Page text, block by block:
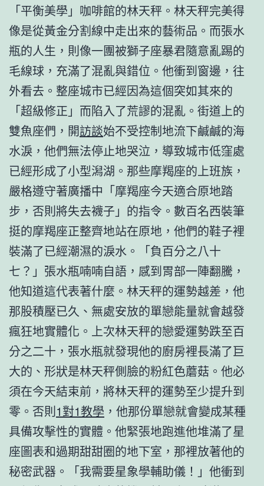
「平衡美學」咖啡館的林天秤。林天秤完美得
像是從黃金分割線中走出來的藝術品。而張水
瓶的人生，則像一團被獅子座暴君隨意亂踢的
毛線球，充滿了混亂與錯位。他衝到窗邊，往
外看去。整座城市已經因為這個突如其來的
「超級修正」而陷入了荒謬的混亂。街道上的
雙魚座們，開訪談始不受控制地流下鹹鹹的海
水淚，他們無法停止地哭泣，導致城市低窪處
已經形成了小型潟湖。那些摩羯座的上班族，
嚴格遵守著廣播中「摩羯座今天適合原地踏
步，否則將失去襪子」的指令。數百名西裝筆
挺的摩羯座正整齊地站在原地，他們的鞋子裡
裝滿了已經潮濕的淚水。「負百分之八十
七？」張水瓶喃喃自語，感到胃部一陣翻騰，
他知道這代表著什麼。林天秤的運勢越差，他
那股積壓已久、無處安放的單戀能量就會越發
瘋狂地實體化。上次林天秤的戀愛運勢跌至百
分之二十，張水瓶就發現他的廚房裡長滿了巨
大的、形狀是林天秤側臉的粉紅色蘑菇。他必
須在今天結束前，將林天秤的運勢至少提升到
零。否則1對1教學 ，他那份單戀就會變成某種
具備攻擊性的實體。他緊張地跑進他堆滿了星
座圖表和過期甜甜圈的地下室，那裡放著他的
秘密武器。「我需要星象學輔助儀！」他衝到